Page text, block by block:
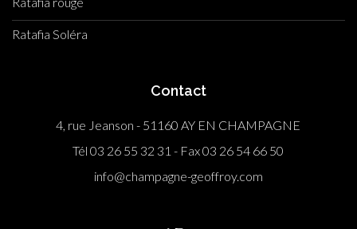
Ratafia Soléra
Contact
4, rue Jeanson - 51160 AY EN CHAMPAGNE
Tél 03 26 55 32 31 - Fax 03 26 54 66 50
info@champagne-geoffroy.com